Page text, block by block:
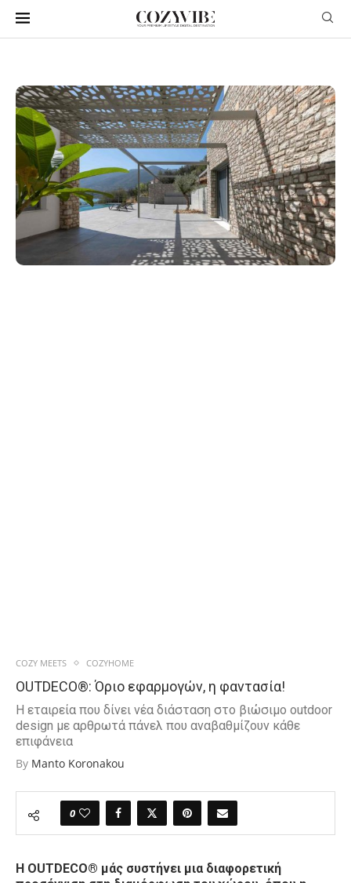
COZY MEETS COZYHOME
OUTDECO®: Όριο εφαρμογών, η φαντασία!
Η εταιρεία που δίνει νέα διάσταση στο βιώσιμο outdoor
design με αρθρωτά πάνελ που αναβαθμίζουν κάθε
επιφάνεια
By Manto Koronakou
0
Η OUTDECO® μάς συστήνει μια διαφορετική